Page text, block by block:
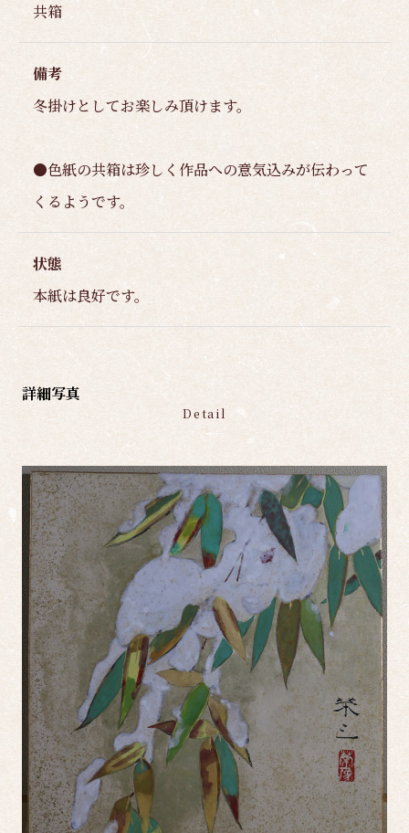
共箱
備考
冬掛けとしてお楽しみ頂けます。
●色紙の共箱は珍しく作品への意気込みが伝わって
くるようです。
状態
本紙は良好です。
詳細写真
Detail